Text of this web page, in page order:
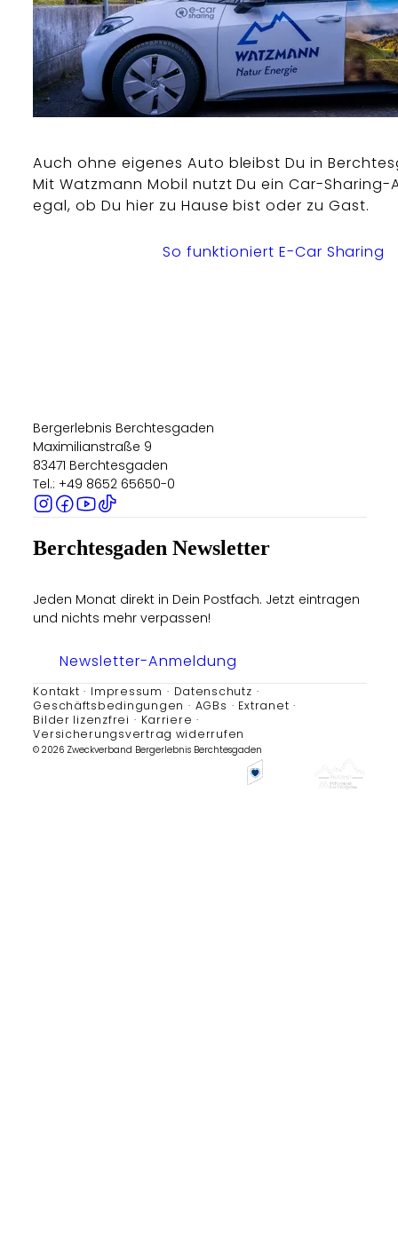
Auch ohne eigenes Auto bleibst Du in
Mit Watzmann Mobil nutzt Du ein Car-
egal, ob Du hier zu Hause bist oder zu Gast.
So funktioniert E-Car Sharing
Bergerlebnis Berchtesgaden
Maximilianstraße 9
83471 Berchtesgaden
Tel.: +49 8652 65650-0
Berchtesgaden Newsletter
Jeden Monat direkt in Dein Postfach. Jetzt eintragen
und nichts mehr verpassen!
Newsletter-Anmeldung
Kontakt Impressum
Datenschutz
Geschäftsbedingungen
AGBs
Extranet
Bilder lizenzfrei
Karriere
Versicherungsvertrag widerrufen
© 2026 Zweckverband Bergerlebnis Berchtesgaden